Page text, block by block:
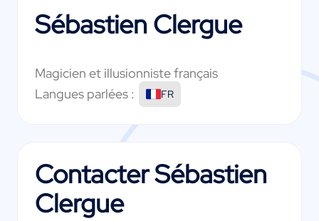
Sébastien Clergue
Magicien et illusionniste français
Langues parlées :
FR
ContacterSébastien
Clergue